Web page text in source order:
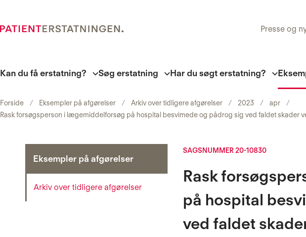
Presse og
Kan du få erstatning? Søg erstatning Har du søgt erstatning?
Forside Eksempler på afgørelser Arkiv over tidligere afgørelser 2023
apr
Rask forsøgsperson i lægemiddelforsøg på hospital besvimede og pådrog sig ved faldet
Eksempler på afgørelser
Arkiv over tidligere afgørelser
SAGSNUMMER 20-10830
Rask
på hospital
ved faldet